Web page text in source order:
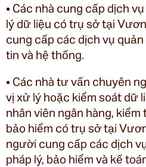
• Các nhà cung cấp dịch
lý dữ liệu có trụ sở tại
cung cấp các dịch vụ
tin và hệ thống.
• Các nhà tư vấn chuyên
vị xử lý hoặc kiểm soát dữ
nhân viên ngân hàng, kiểm
bảo hiểm có trụ sở tại
người cung cấp các dịch
pháp lý, bảo hiểm và kế